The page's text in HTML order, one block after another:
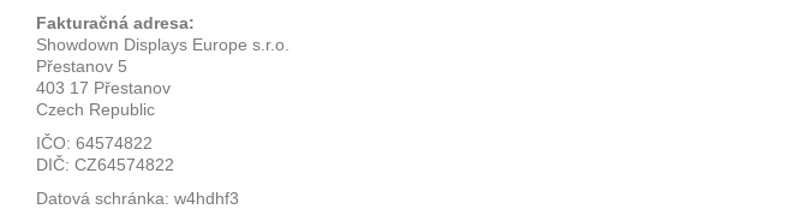
Fakturačná adresa:
Showdown Displays Europe s.r.o.
Přestanov 5
403 17 Přestanov
Czech Republic
IČO: 64574822
DIČ: CZ64574822
Datová schránka: w4hdhf3